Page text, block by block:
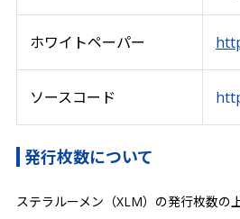
ホワイトペーパー
ソースコード
発行枚数について
ステラルーメン（XLM）の発行枚数の